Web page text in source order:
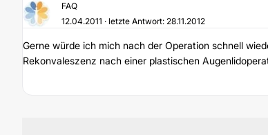
FAQ
12.04.2011 · letzte Antwort: 28.11.2012
Gerne würde ich mich nach der Operation schnell
Rekonvaleszenz nach einer plastischen